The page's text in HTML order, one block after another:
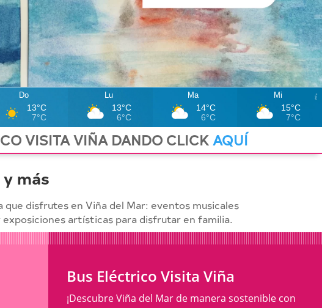
Do
13°C
7°C
Lu
13°C
6°C
Ma
14°C
6°C
Mi
15°C
7°C
VISITA VIÑA DANDO CLICK AQUÍ
más
que disfrutes en Viña del Mar: eventos musicales
artísticas para disfrutar en familia.
Bus Eléctrico Visita Viña
¡Descubre Viña del Mar de manera sostenible con